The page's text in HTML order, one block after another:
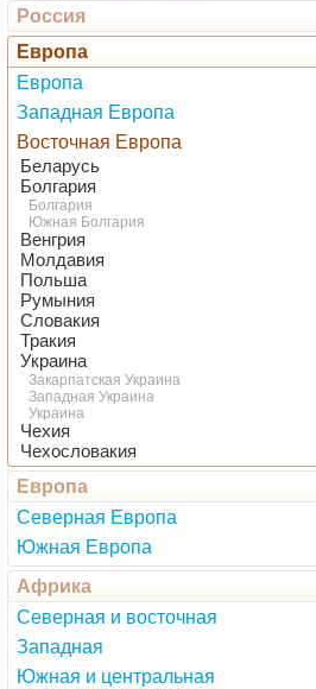
Россия
Европа
Европа
Западная Европа
Восточная Европа
Беларусь
Болгария
Болгария
Южная Болгария
Венгрия
Молдавия
Польша
Румыния
Словакия
Тракия
Украина
Закарпатская Украина
Западная Украина
Украина
Чехия
Чехословакия
Европа
Северная Европа
Южная Европа
Африка
Северная и восточная
Западная
Южная и центральная